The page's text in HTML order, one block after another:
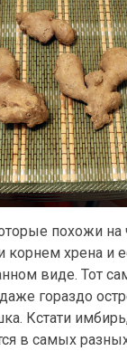
похожи на
хрена и
виде. Тот
гораздо
Кстати
в самых